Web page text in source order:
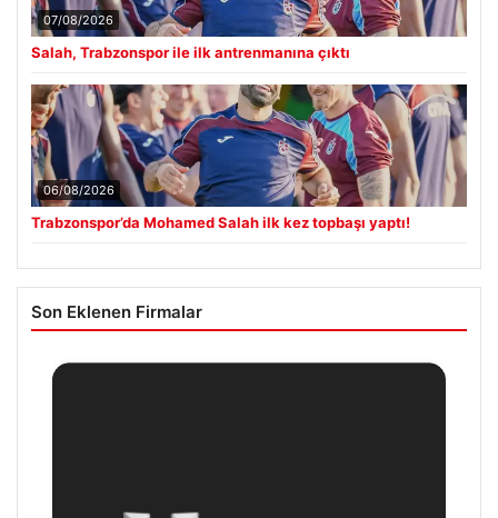
07/08/2026
Salah, Trabzonspor ile ilk antrenmanına çıktı
06/08/2026
Trabzonspor’da Mohamed Salah ilk kez topbaşı yaptı!
Son Eklenen Firmalar